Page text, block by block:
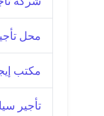
محل
مكتب
تأجير